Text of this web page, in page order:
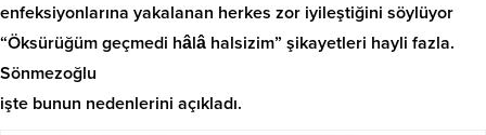
enfeksiyonlarına yakalanan herkes zor iyileştiğini söylüyor
“Öksürüğüm geçmedi hâlâ halsizim” şikayetleri hayli fazla.
Sönmezoğlu
işte bunun nedenlerini açıkladı.